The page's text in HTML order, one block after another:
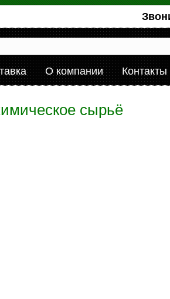
О компании Контакты
сырьё